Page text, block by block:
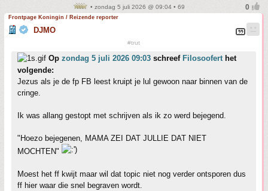
• zondag 5 juli 2026 @ 09:04 • 69
Frontpage Koningin / Reizende reporter
DJMO
#trut
Op zondag 5 juli 2026 09:03 schreef Filosooferthet
volgende:
Jezus als je de fp FB leest kruipt je lul gewoon naar binnen van de
cringe.
Ik was allang gestopt met schrijven als ik zo werd bejegend.
"Hoezo bejegenen, MAMA ZEI DAT JULLIE DAT NIET
MOCHTEN"
Moest het ff kwijt maar wil dat topic niet nog verder ontsporen dus
ff hier waar die snel begraven wordt.